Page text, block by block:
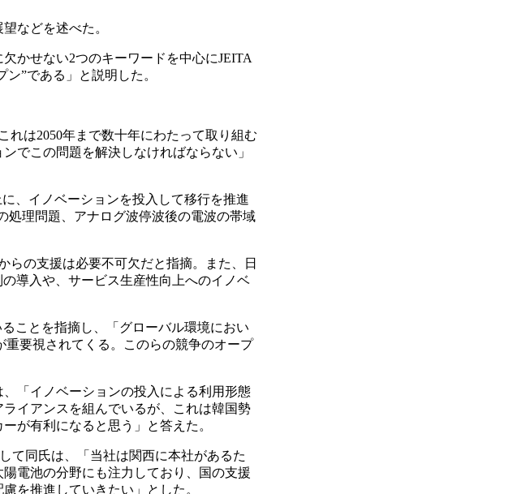
などを述べた。
かせない2つのキーワードを中心にJEITA
”である」と説明した。
は2050年まで数十年にわたって取り組む
でこの問題を解決しなければならない」
、イノベーションを投入して移行を推進
処理問題、アナログ波停波後の電波の帯域
の支援は必要不可欠だと指摘。また、日
導入や、サービス生産性向上へのイノベ
ことを指摘し、「グローバル環境におい
要視されてくる。このらの競争のオープ
「イノベーションの投入による利用形態
イアンスを組んでいるが、これは韓国勢
が有利になると思う」と答えた。
て同氏は、「当社は関西に本社があるた
電池の分野にも注力しており、国の支援
を推進していきたい」とした。